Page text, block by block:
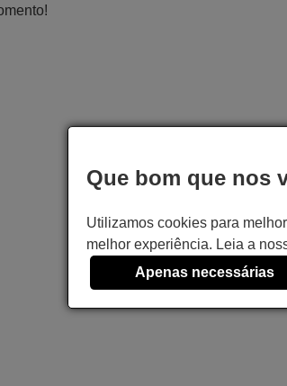
Que bom que nos
Utilizamos cookies para
melhor experiência. Leia a
Apenas necessárias